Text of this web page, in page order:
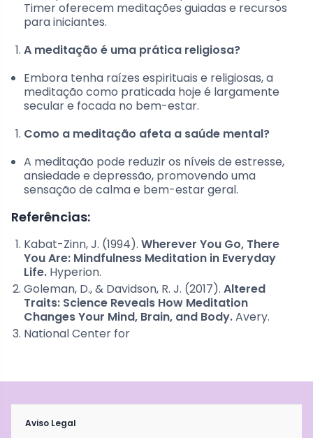
Timer oferecem meditações guiadas e recursos
para iniciantes.
A meditação é uma prática religiosa?
Embora tenha raízes espirituais e religiosas, a
meditação como praticada hoje é largamente
secular e focada no bem-estar.
Como a meditação afeta a saúde mental?
A meditação pode reduzir os níveis de estresse,
ansiedade e depressão, promovendo uma
sensação de calma e bem-estar geral.
Referências:
Kabat-Zinn, J. (1994). Wherever You Go, There
You Are: Mindfulness Meditation in Everyday
Life. Hyperion.
Goleman, D., & Davidson, R. J. (2017). Altered
Traits: Science Reveals How Meditation
Changes Your Mind, Brain, and Body.Avery.
National Center for
Aviso Legal